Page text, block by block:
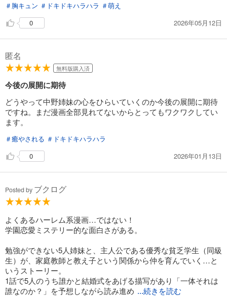
＃胸キュン ＃ドキドキハラハラ ＃萌え
0
2026年05月12日
匿名
無料版購入済
今後の展開に期待
どうやって中野姉妹の心をひらいていくのか今後の展開に期待
ですね。まだ漫画全部見れてないからとってもワクワクしてい
ます。
＃癒やされる ＃ドキドキハラハラ
0
2026年01月13日
Posted by ブクログ
よくあるハーレム系漫画…ではない！
学園恋愛ミステリー的な面白さがある。
勉強ができない5人姉妹と、主人公である優秀な貧乏学生（同級
生）が、家庭教師と教え子という関係から仲を育んでいく…と
いうストーリー。
1話で5人のうち誰かと結婚式をあげる描写があり「一体それは
誰なのか？」を予想しながら読み進め ...続きを読む